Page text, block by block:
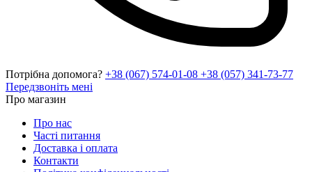
Потрібна допомога? +38 (067) 574-01-08 +38 (057) 341-73-77
Передзвоніть мені
Про магазин
Про нас
Часті питання
Доставка і оплата
Контакти